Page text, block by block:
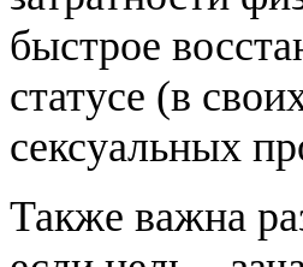
быстрое
статусе (в
сексуальных
Также важна